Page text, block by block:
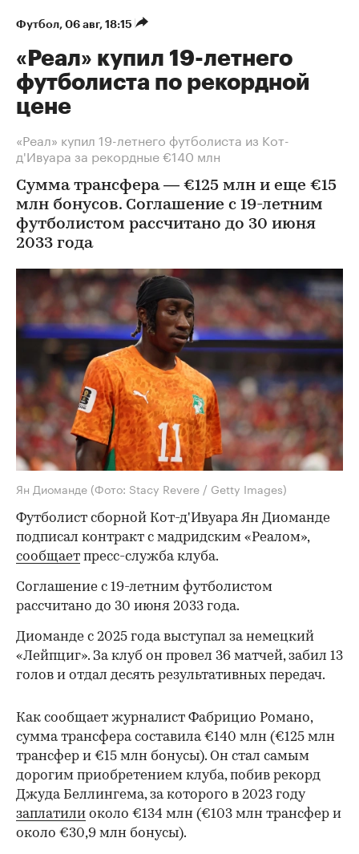
Футбол 06 авг, 18:15
«Реал» купил 19-летнего
футболиста по рекордной
цене
«Реал» купил 19-летнего футболиста из Кот-
д'Ивуара за рекордные €140 млн
Сумма трансфера — €125 млн и еще €15
млн бонусов. Соглашение с 19-летним
футболистом рассчитано до 30 июня
2033 года
Ян Диоманде (Фото: Stacy Revere / Getty Images)
Футболист сборной Кот-д'Ивуара Ян Диоманде
подписал контракт с мадридским «Реалом»,
сообщает пресс-служба клуба.
Соглашение с 19-летним футболистом
рассчитано до 30 июня 2033 года.
Диоманде с 2025 года выступал за немецкий
«Лейпциг». За клуб он провел 36 матчей, забил 13
голов и отдал десять результативных передач.
Как сообщает журналист Фабрицио Романо,
сумма трансфера составила €140 млн (€125 млн
трансфер и €15 млн бонусы). Он стал самым
дорогим приобретением клуба, побив рекорд
Джуда Беллингема, за которого в 2023 году
заплатили около €134 млн (€103 млн трансфер и
около €30,9 млн бонусы).